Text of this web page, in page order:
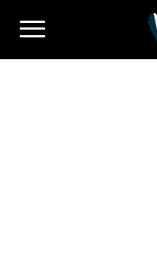
Leaderservice.pl